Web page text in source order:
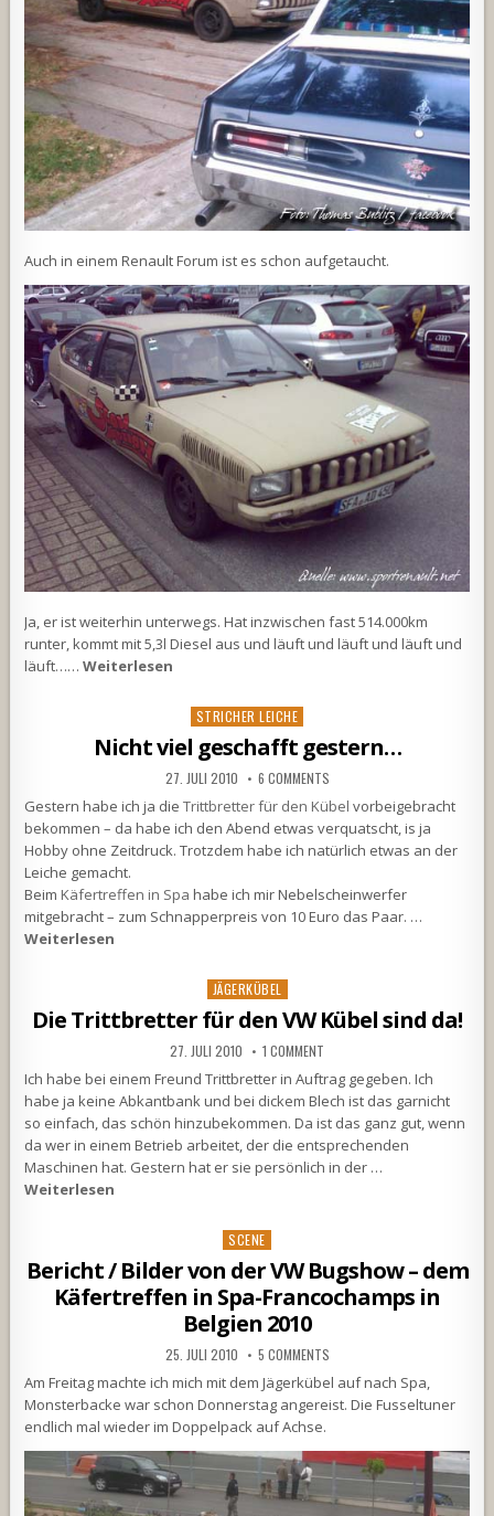
Auch in einem Renault Forum ist es schon aufgetaucht.
Ja, er ist weiterhin unterwegs. Hat inzwischen fast 514.000km
runter, kommt mit 5,3l Diesel aus und läuft und läuft und läuft und
läuft……Weiterlesen
Posted
in
STRICHER LEICHE
Nicht viel geschafft gestern…
27. JULI 2010 6 COMMENTS
Gestern habe ich ja dieTrittbretter für den Kübel vorbeigebracht
bekommen – da habe ich den Abend etwas verquatscht, is ja
Hobby ohne Zeitdruck. Trotzdem habe ich natürlich etwas an der
Leiche gemacht.
Beim Käfertreffen in Spa habe ich mir Nebelscheinwerfer
mitgebracht – zum Schnapperpreis von 10 Euro das Paar. …
Weiterlesen
Posted
in
JÄGERKÜBEL
Die Trittbretter für den VW Kübel sind da!
27. JULI 2010 1 COMMENT
Ich habe bei einem Freund Trittbretter in Auftrag gegeben. Ich
habe ja keine Abkantbank und bei dickem Blech ist das garnicht
so einfach, das schön hinzubekommen. Da ist das ganz gut, wenn
da wer in einem Betrieb arbeitet, der die entsprechenden
Maschinen hat. Gestern hat er sie persönlich in der …
Weiterlesen
Posted
SCENE
Bericht / Bilder von der VW Bugshow – dem
Käfertreffen in Spa-Francochamps in
Belgien 2010
25. JULI 2010 5 COMMENTS
Am Freitag machte ich mich mit dem Jägerkübel auf nach Spa,
Monsterbacke war schon Donnerstag angereist. Die Fusseltuner
endlich mal wieder im Doppelpack auf Achse.